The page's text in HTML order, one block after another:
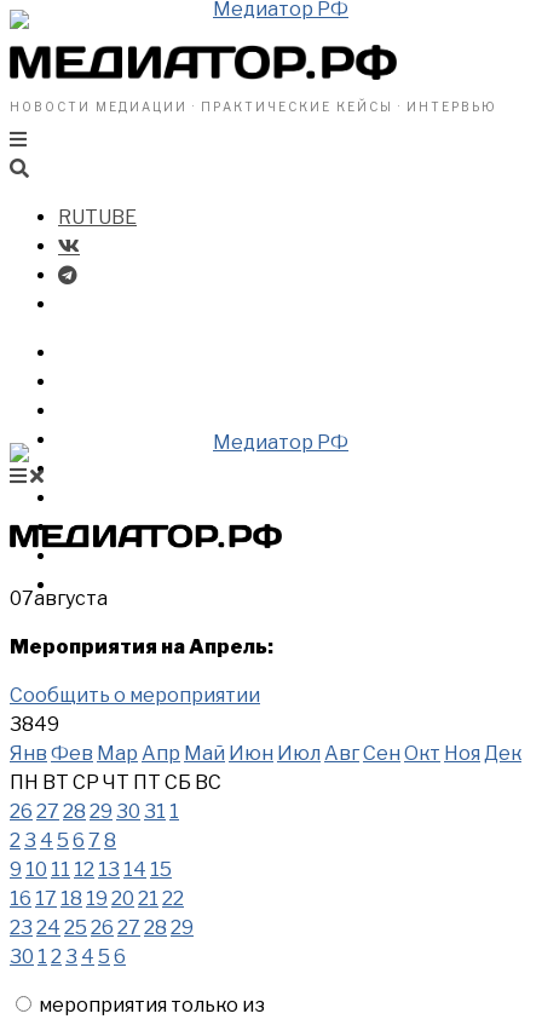
НОВОСТИ МЕДИАЦИИ · ПРАКТИЧЕСКИЕ КЕЙСЫ · ИНТЕРВЬЮ
RUTUBE
ВИДЕО
07августа
Мероприятия на Апрель:
Сообщить о мероприятии
3849
Янв Фев Мар Апр Май Июн Июл АвгСен Окт Ноя Дек
ПН ВТ СР ЧТ ПТ СБ ВС
26 27 28 29 30 31 1
2 3 4 5 6 7 8
9 10 11 12 13 14 15
16 17 18 19 20 21 22
23 24 25 26 27 28 29
30 1 2 3 4 5 6
мероприятия только из